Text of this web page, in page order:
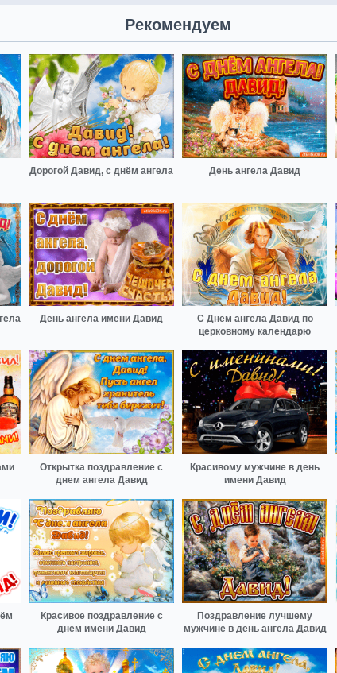
Рекомендуем
Дорогой Давид, с днём ангела День ангела Давид
День ангела имени Давид
С Днём ангела Давид по
церковному календарю
Открытка поздравление с
днем ангела Давид
Красивому мужчине в день
имени Давид
Красивое поздравление с
днём имени Давид
Поздравление лучшему
мужчине в день ангела Давид